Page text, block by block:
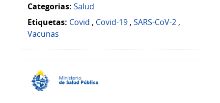
Categorias: Salud
Etiquetas: Covid , Covid-19 , SARS-CoV-2 ,
Vacunas